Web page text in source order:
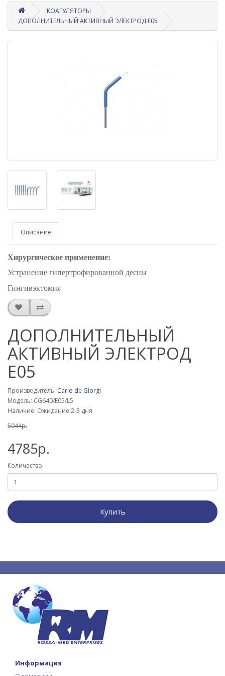
КОАГУЛЯТОРЫ
ДОПОЛНИТЕЛЬНЫЙ АКТИВНЫЙ ЭЛЕКТРОД Е05
Описание
Хирургическое применение:
Устранение гипертрофированной десны
Гингивэктомия
ДОПОЛНИТЕЛЬНЫЙ
АКТИВНЫЙ ЭЛЕКТРОД
Е05
Производитель: Carlo de Giorgi
Модель: CG640/E05/L5
Наличие: Ожидание 2-3 дня
5044р.
4785р.
Количество
Купить
Информация